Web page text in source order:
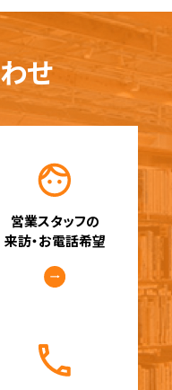
せ
営業スタッフの
来訪・お電話希望